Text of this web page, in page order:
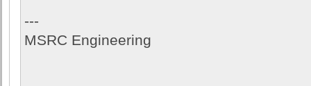
---
MSRC Engineering